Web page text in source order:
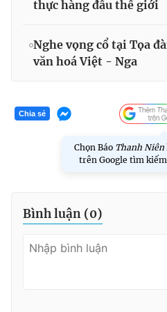
thực hàng đầu thế giới
Nghe vọng cổ tại Tọa
văn hoá Việt - Nga
Chia sẻ
Chọn Báo Thanh Niên
trên Google tìm
Bình luận (0)